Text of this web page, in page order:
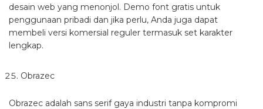
desain web yang menonjol. Demo font gratis untuk
penggunaan pribadi dan jika perlu, Anda juga dapat
membeli versi komersial reguler termasuk set karakter
lengkap.
Obrazec
Obrazec adalah sans serif gaya industri tanpa kompromi